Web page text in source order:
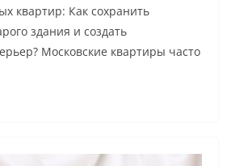
квартир: Как сохранить
здания и создать
Московские квартиры часто